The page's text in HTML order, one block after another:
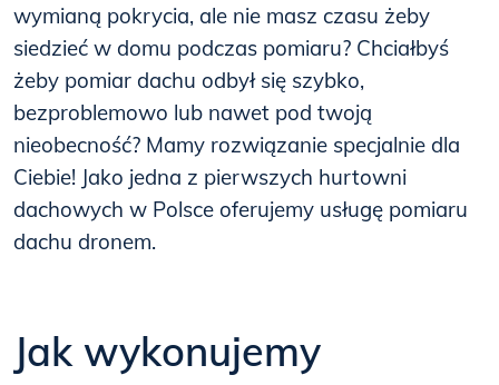
wymianą pokrycia, ale nie masz czasu żeby
siedzieć w domu podczas pomiaru? Chciałbyś
żeby pomiar dachu odbył się szybko,
bezproblemowo lub nawet pod twoją
nieobecność? Mamy rozwiązanie specjalnie dla
Ciebie! Jako jedna z pierwszych hurtowni
dachowych w Polsce oferujemy usługę pomiaru
dachu dronem.
Jak wykonujemy